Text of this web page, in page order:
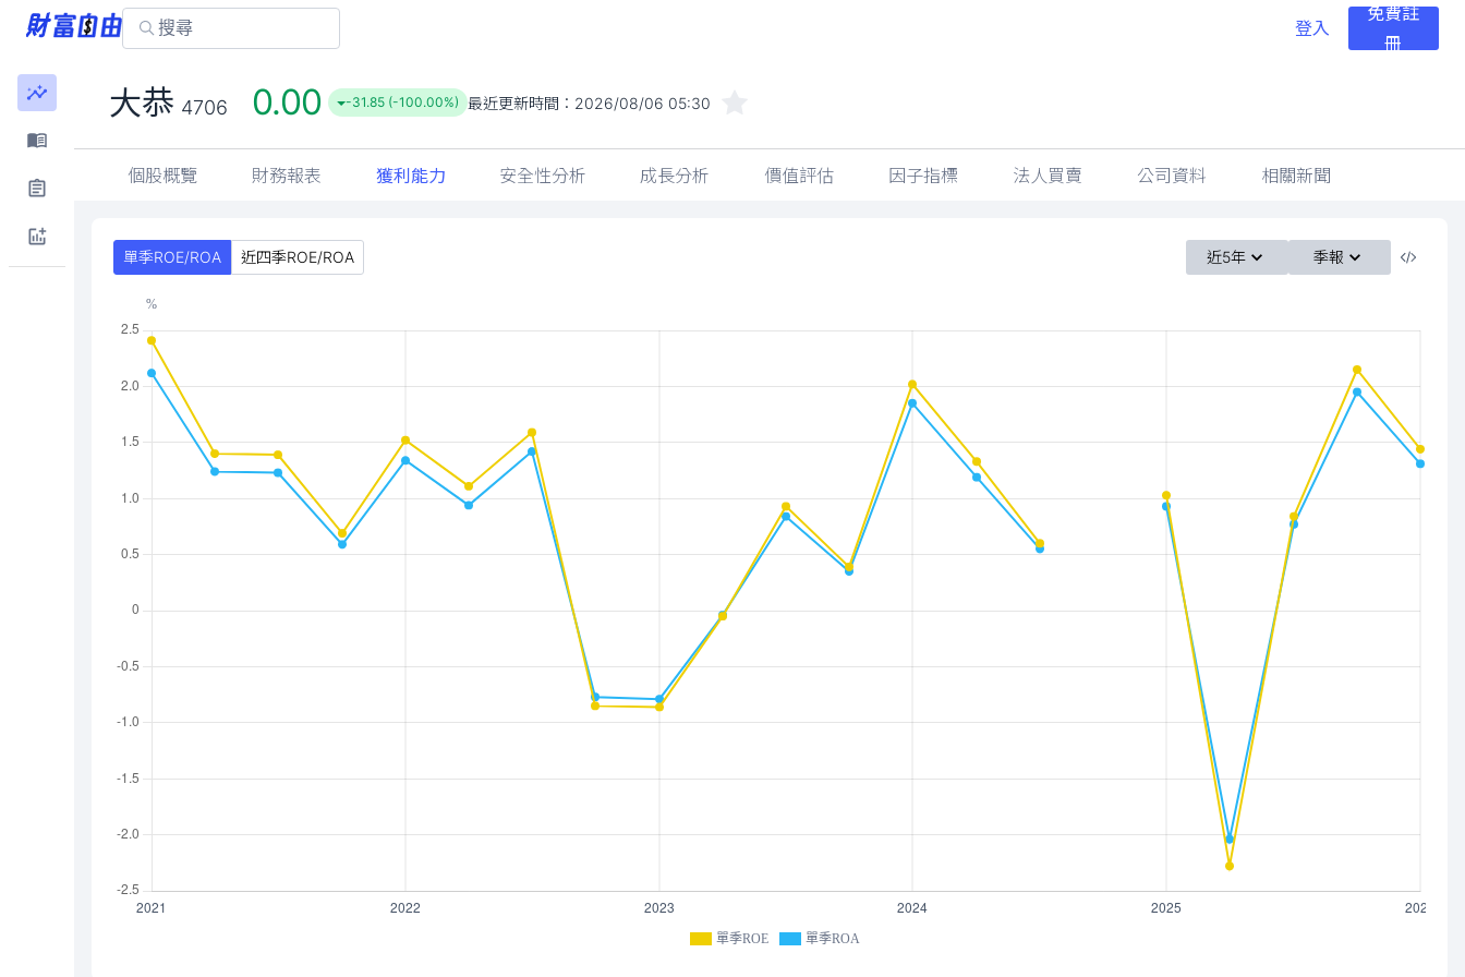
登入
免費註
冊
大恭 4706 0.00 -31.85 (-100.00%) 最近更新時間： 2026/08/06 05:30
個股概覽 財務報表 獲利能力 安全性分析 成長分析 價值評估 因子指標 法人買賣 公司資料 相關新聞
單季ROE/ROA 近四季ROE/ROA 近5年 季報
單季ROE 單季ROA